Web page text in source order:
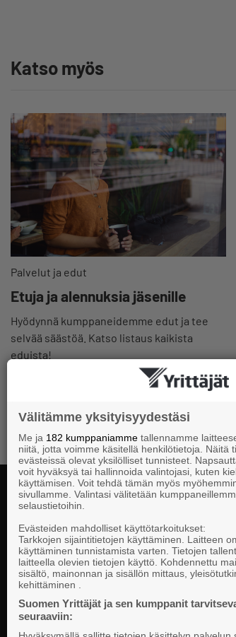
Katso myös
Palvelut ja edut
Etuja ja alennuksia jäsenille
Hyödynnä kumppaneidemme edut ja tee
selvää säästöä. Katso listaus kaikista
eduista!
Valtakunnallista, alueellista ja paikallista
vaikuttamista pk-yrittäjien puolesta.
Välitämme yksityisyydestäsi
Me ja 182 kumppaniamme tallennamme
niitä, jotta voimme käsitellä henkilötietoja. Näitä
evästeissä olevat yksilölliset tunnisteet.
voit hyväksyä tai hallinnoida valintojasi, kuten
käyttämisen. Voit tehdä tämän myös
sivullamme. Valintasi välitetään
selaustietoihin.
Evästeiden mahdolliset käyttötarkoitukset:
Tarkkojen sijaintitietojen käyttäminen. Laitteen
käyttäminen tunnistamista varten. Tietojen
laitteella olevien tietojen käyttö. Kohdennettu
sisältö, mainonnan ja sisällön mittaus,
kehittäminen .
Suomen Yrittäjät ja sen kumppanit
seuraaviin: